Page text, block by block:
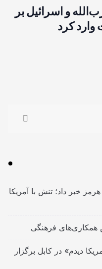
و اسرائیل بر
وارد کرد
خبر داد؛ تنش با آمریکا
همکاری‌های فرهنگی
دیدم» در کابل برگزار